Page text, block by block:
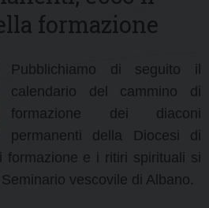
formazione
Pubblichiamo di seguito il
calendario del cammino di
formazione dei diaconi
permanenti della Diocesi di
formazione e i ritiri spirituali si
vescovile di Albano.